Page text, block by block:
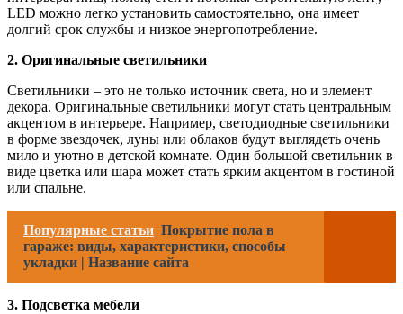
LED можно легко установить самостоятельно, она имеет
долгий срок службы и низкое энергопотребление.
2. Оригинальные светильники
Светильники – это не только источник света, но и элемент
декора. Оригинальные светильники могут стать центральным
акцентом в интерьере. Например, светодиодные светильники
в форме звездочек, луны или облаков будут выглядеть очень
мило и уютно в детской комнате. Один большой светильник в
виде цветка или шара может стать ярким акцентом в гостиной
или спальне.
Популярные статьи Покрытие пола в
гараже: виды, характеристики, способы
укладки | Название сайта
3. Подсветка мебели